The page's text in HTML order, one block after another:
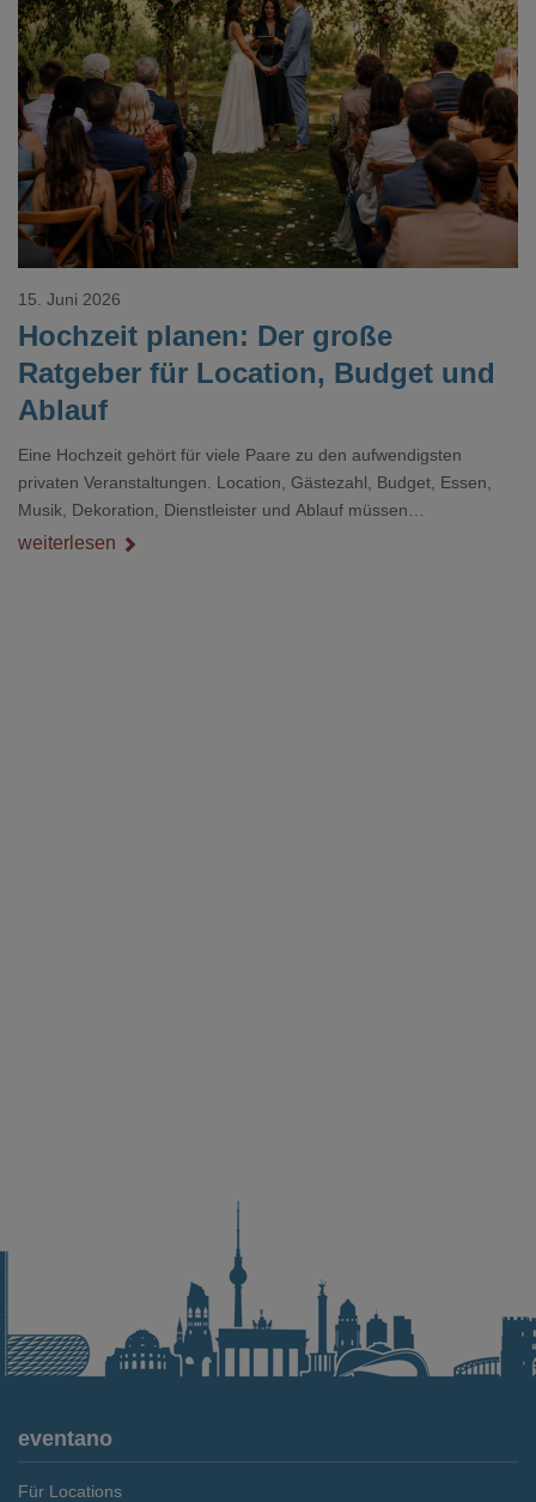
Loading...
Hochzeit planen: Der große
Ratgeber für Location, Budget und
Ablauf
15. Juni 2026
Eine Hochzeit gehört für viele Paare zu den aufwendigsten
privaten Veranstaltungen. Location, Gästezahl, Budget, Essen,
Musik, Dekoration, Dienstleister und Ablauf müssen
zusammenpassen, damit der Tag gut organisiert ist und trotzdem
weiterlesen
eventano
Für Locations